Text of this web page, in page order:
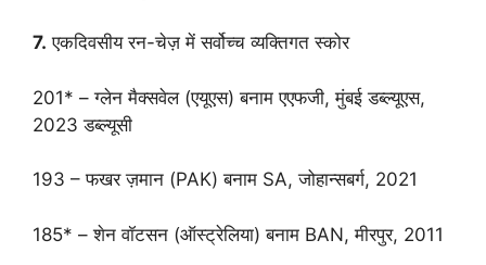
7. एकदिवसीय रन-चेज़ में सर्वोच्च व्यक्तिगत स्कोर
201* – ग्लेन मैक्सवेल (एयूएस) बनाम एएफजी, मुंबई डब्ल्यूएस,
2023 डब्ल्यूसी
193 – फखर ज़मान (PAK) बनाम SA, जोहान्सबर्ग, 2021
185* – शेन वॉटसन (ऑस्ट्रेलिया) बनाम BAN, मीरपुर, 2011